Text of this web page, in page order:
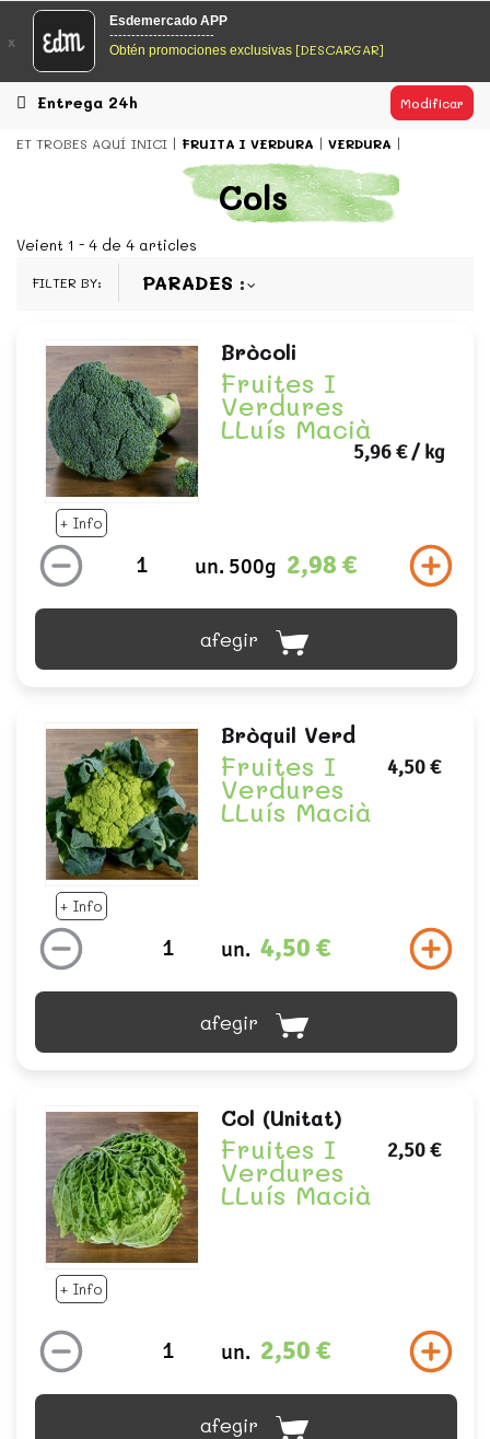
EsDeMercado.com
EsDeMercado.com te lleva a casa los mejores productos de
los mejores mercados de Barcelona y de productores
locales.
READ MORE
EsDeMercado.com
EsDeMercado.com te lleva a casa los mejores productos de
los mejores mercados de Barcelona y de productores
x
Esdemercado APP
------------------------
Obtén promociones exclusivas [DESCARGAR]
Entrega 24h Modificar
ET TROBES AQUÍ INICI FRUITA I VERDURA VERDURA
Cols
Veient 1 - 4 de 4 articles
FILTER BY: PARADES
+ Info
Bròcoli
Fruites I
Verdures
LLuís Macià
5,96 €/ kg
un. 500g 2,98 €
afegir
+ Info
Bròquil Verd
Fruites I
Verdures
LLuís Macià
4,50 €
un. 4,50 €
afegir
+ Info
Col (unitat)
Fruites I
Verdures
LLuís Macià
2,50 €
un. 2,50 €
afegir